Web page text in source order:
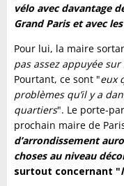
vélo avec davantage
Grand Paris et avec
Pour lui, la maire
pas assez appuyée
Pourtant, ce sont "eux
problèmes qu’il y a
quartiers". Le porte-
prochain maire de
d’arrondissement
choses au niveau
surtout concernant "